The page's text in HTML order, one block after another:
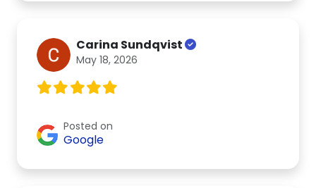
Carina Sundqvist
May 18, 2026
Posted on
Google